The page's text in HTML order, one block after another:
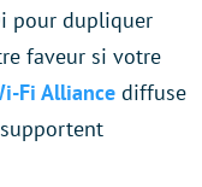
pour dupliquer
faveur si votre
Fi Alliance diffuse